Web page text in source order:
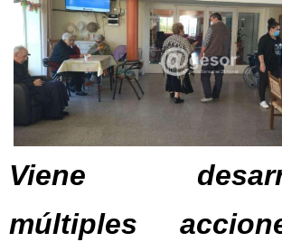
Viene
múltiples